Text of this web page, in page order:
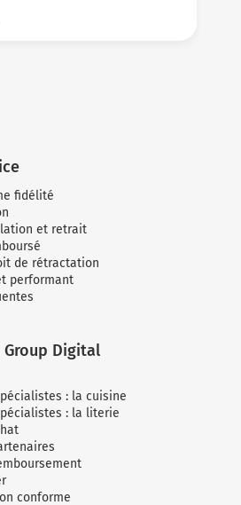
fidélité
et retrait
de rétractation
performant
Digital
: la cuisine
: la literie
conforme